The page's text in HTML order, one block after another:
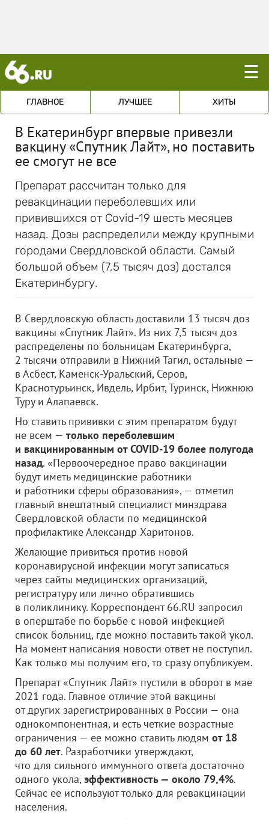
☰
ГЛАВНОЕ ЛУЧШЕЕ ХИТЫ
В Екатеринбург впервые привезли
вакцину «Спутник Лайт», но поставить
ее смогут не все
Препарат рассчитан только для
ревакцинации переболевших или
привившихся от Covid-19 шесть месяцев
назад. Дозы распределили между крупными
городами Свердловской области. Самый
большой объем (7,5 тысяч доз) достался
Екатеринбургу.
В Свердловскую область доставили 13 тысяч доз
вакцины «Спутник Лайт». Из них 7,5 тысяч доз
распределены по больницам Екатеринбурга,
2 тысячи отправили в Нижний Тагил, остальные —
в Асбест, Каменск-Уральский, Серов,
Краснотурьинск, Ивдель, Ирбит, Туринск, Нижнюю
Туру и Алапаевск.
Но ставить прививки с этим препаратом будут
не всем — только переболевшим
и вакцинированным от COVID-19 более полугода
назад. «Первоочередное право вакцинации
будут иметь медицинские работники
и работники сферы образования», — отметил
главный внештатный специалист минздрава
Свердловской области по медицинской
профилактике Александр Харитонов.
Желающие привиться против новой
коронавирусной инфекции могут записаться
через сайты медицинских организаций,
регистратуру или лично обратившись
в поликлинику. Корреспондент 66.RU запросил
в оперштабе по борьбе с новой инфекцией
список больниц, где можно поставить такой укол.
На момент написания новости ответ не поступил.
Как только мы получим его, то сразу опубликуем.
Препарат «Спутник Лайт» пустили в оборот в мае
2021 года. Главное отличие этой вакцины
от других зарегистрированных в России — она
однокомпонентная, и есть четкие возрастные
ограничения — ее можно ставить людям от 18
до 60 лет. Разработчики утверждают,
что для сильного иммунного ответа достаточно
одного укола,эффективность — около 79,4%.
Сейчас ее используют только для ревакцинации
населения.